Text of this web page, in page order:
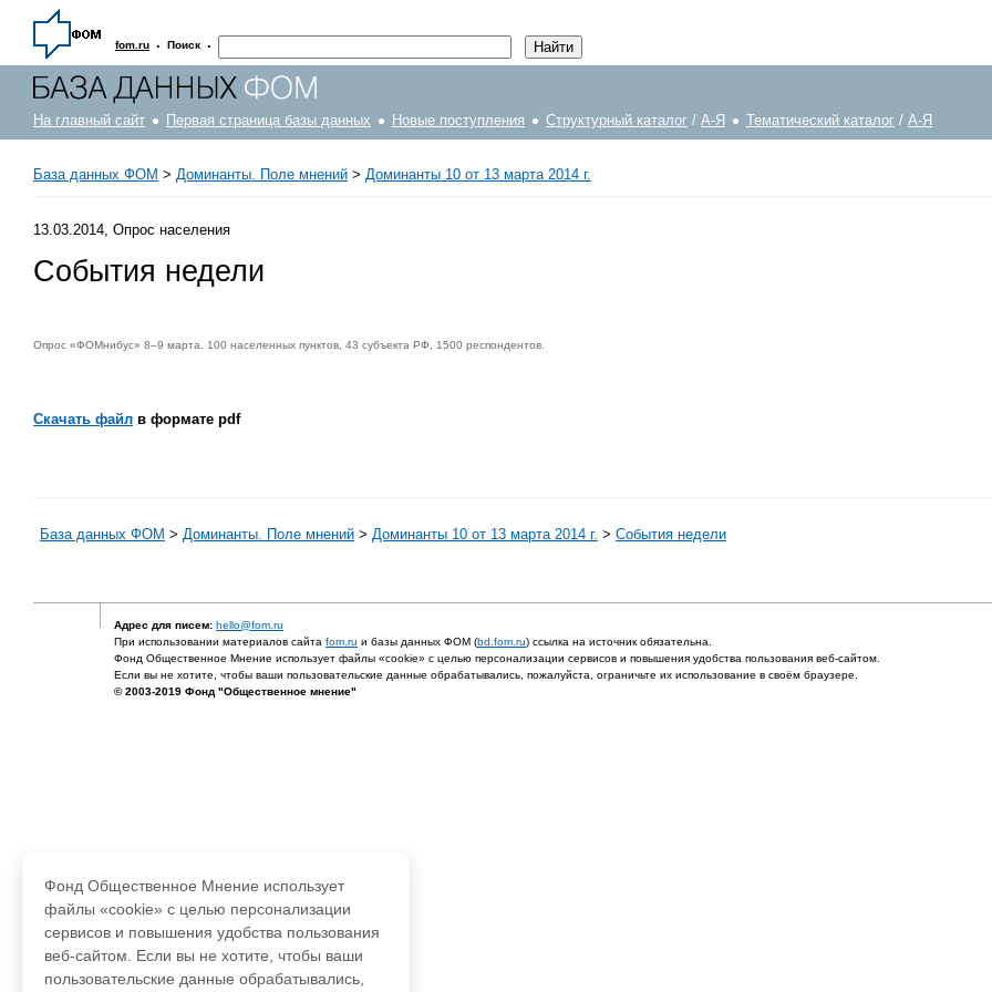
fom.ru · Поиск ·
На главный сайт Первая страница базы данных Новые поступления Структурный каталог / А-Я Тематический каталог / А-Я
База данных ФОМ > Доминанты. Поле мнений > Доминанты 10 от 13 марта 2014 г.
13.03.2014, Опрос населения
События недели
Опрос «ФОМнибус» 8–9 марта. 100 населенных пунктов, 43 субъекта РФ, 1500 респондентов.
Скачать файл в формате pdf
База данных ФОМ > Доминанты. Поле мнений > Доминанты 10 от 13 марта 2014 г. > События недели
Адрес для писем: hello@fom.ru
При использовании материалов сайта fom.ru и базы данных ФОМ (bd.fom.ru) ссылка на источник обязательна.
Фонд Общественное Мнение использует файлы «cookie» с целью персонализации сервисов и повышения удобства пользования веб-сайтом.
Если вы не хотите, чтобы ваши пользовательские данные обрабатывались, пожалуйста, ограничьте их использование в своём браузере.
© 2003-2019 Фонд "Общественное мнение"
Фонд Общественное Мнение использует
файлы «cookie» с целью персонализации
сервисов и повышения удобства пользования
веб-сайтом. Если вы не хотите, чтобы ваши
пользовательские данные обрабатывались,